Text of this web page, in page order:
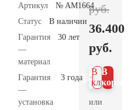
Артикул
№ AM1664
Статус
В наличии
Гарантия
—
материал
30 лет
Гарантия
—
установка
3 года
руб.
36.400
руб.
В
В 1
клик
или